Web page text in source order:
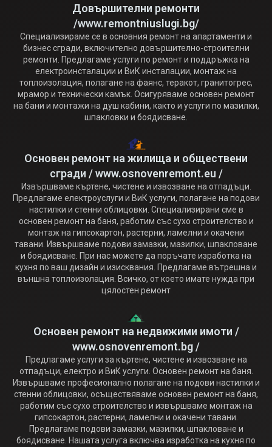
Довършителни ремонти
/www.remontniuslugi.bg/
Специализираме се в основния ремонт на апартаменти и
бизнес сгради, включително довършително-строителни
ремонти. Предлагаме услуги по ремонт и поддръжка на
електроинсталации и ВиК инсталации, монтаж на
топлоизолация, полагане на фаянс, теракот, гранитогрес,
мрамор и технически камък. Осигуряваме основен ремонт
на бани и монтажи на душ кабини, както и услуги по мазилки,
шпакловки и боядисване.
Основен ремонт на жилища и обществени
сгради / www.osnovenremont.eu /
Извършваме къртене, чистене и извозване на отпадъци.
Предлагаме електроуслуги и ВиК услуги, полагане на подови
настилки и стенни облицовки. Специализирани сме в
основен ремонт на баня, работим със сухо строителство и
монтаж на гипсокартон, растерни, ламелни и окачени
тавани. Извършваме подови замазки, мазилки, шпакловане
и боядисване. При нас можете да поръчате изработка на
кухня по ваш дизайн и изисквания. Предлагаме вътрешна и
външна топлоизолация. Всичко, от което имате нужда при
цялостен ремонт
Основен ремонт на недвижими имоти /
www.osnovenremont.bg /
Предлагаме услуги за къртене, чистене и извозване на
отпадъци, електро и ВиК услуги. Основен ремонт на баня.
Извършваме професионално полагане на подови настилки и
стенни облицовки, осъществяваме основен ремонт на баня,
работим със сухо строителство и извършваме монтаж на
гипсокартон, растерни, ламелни и окачени тавани.
Предлагаме подови замазки, мазилки, шпакловане и
боядисване. Нашата услуга включва изработка на кухня по